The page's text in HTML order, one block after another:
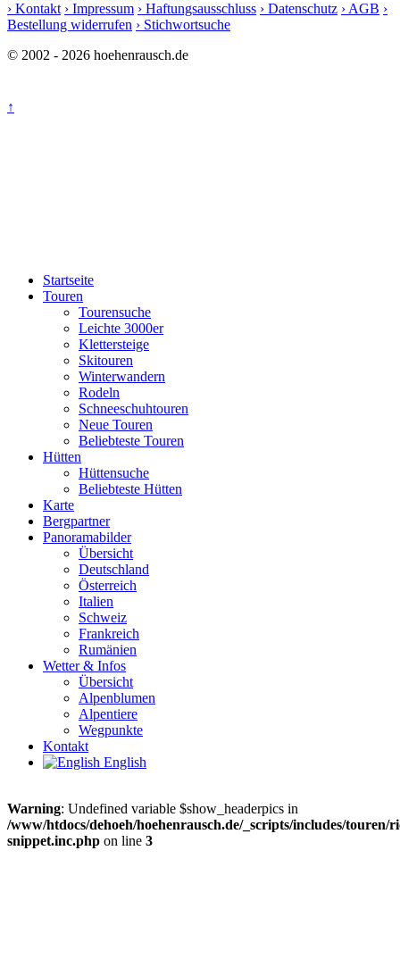
› Kontakt › Impressum › Haftungsausschluss › Datenschutz › AGB ›
Bestellung widerrufen › Stichwortsuche
© 2002 - 2026 hoehenrausch.de
↑
Startseite
Touren
Tourensuche
Leichte 3000er
Klettersteige
Skitouren
Winterwandern
Rodeln
Schneeschuhtouren
Neue Touren
Beliebteste Touren
Hütten
Hüttensuche
Beliebteste Hütten
Karte
Bergpartner
Panoramabilder
Übersicht
Deutschland
Österreich
Italien
Schweiz
Frankreich
Rumänien
Wetter & Infos
Übersicht
Alpenblumen
Alpentiere
Wegpunkte
Kontakt
English
Warning: Undefined variable $show_headerpics in
/www/htdocs/dehoeh/hoehenrausch.de/_scripts/includes/touren/
snippet.inc.php on line 3